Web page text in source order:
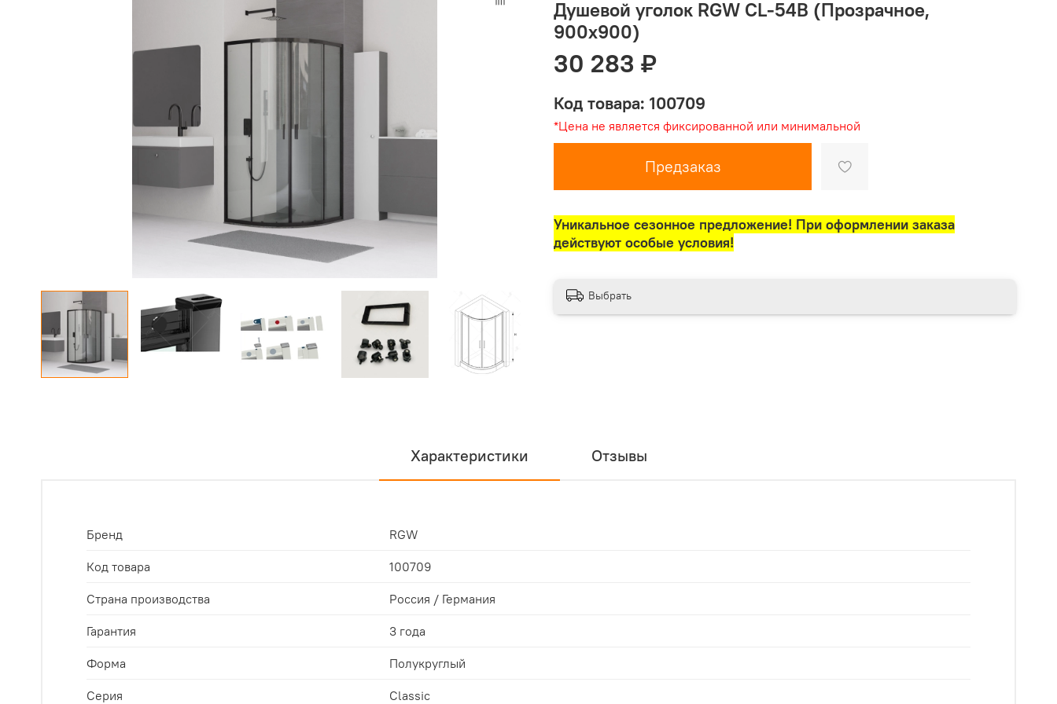
Душевой уголок RGW CL-54B (Прозрачное,
900x900)
30 283 ₽
Код товара: 100709
*Цена не является фиксированной или минимальной
Предзаказ
Уникальное сезонное предложение! При оформлении заказа
действуют особые условия!
Выбрать
Характеристики Отзывы
Бренд RGW
Код товара 100709
Страна производства Россия / Германия
Гарантия 3 года
Форма Полукруглый
Серия Classic